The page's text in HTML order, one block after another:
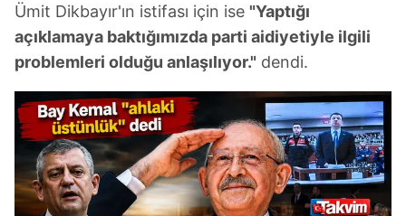
Ümit Dikbayır'ın istifası için ise "Yaptığı
açıklamaya baktığımızda parti aidiyetiyle ilgili
problemleri olduğu anlaşılıyor." dendi.